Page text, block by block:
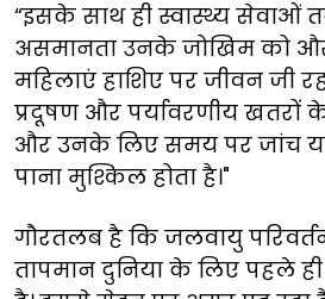
“इसके साथ ही स्वास्थ्य सेवाओं
असमानता उनके जोखिम को और
महिलाएं हाशिए पर जीवन जी
प्रदूषण और पर्यावरणीय खतरों
और उनके लिए समय पर जांच
पाना मुश्किल होता है।"
गौरतलब है कि जलवायु
तापमान दुनिया के लिए पहले